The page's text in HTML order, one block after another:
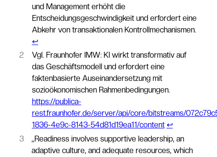
und Management erhöht die
Entscheidungsgeschwindigkeit und erfordert eine
Abkehr von transaktionalen Kontrollmechanismen.
↩︎
2
Vgl. Fraunhofer IMW: KI wirkt transformativ auf
das Geschäftsmodell und erfordert eine
faktenbasierte Auseinandersetzung mit
sozioökonomischen Rahmenbedingungen.
https://publica-
rest.fraunhofer.de/server/api/core/bitstreams/
1836-4e9c-8143-54d81d19ea11/content ↩︎
3
„Readiness involves supportive leadership, an
adaptive culture, and adequate resources, which